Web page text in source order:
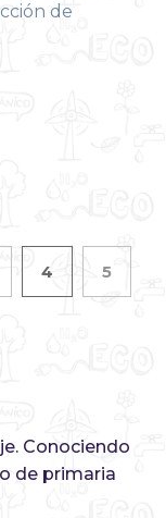
de
4
5
Conociendo
de primaria